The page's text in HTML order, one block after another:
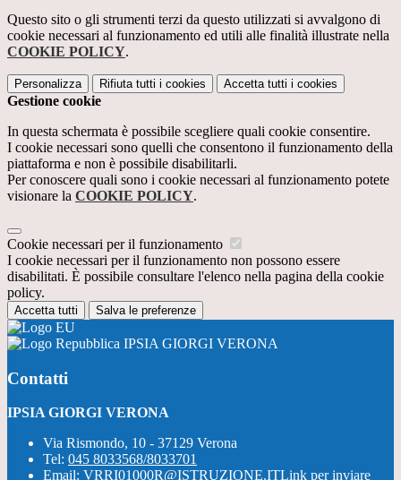
Questo sito o gli strumenti terzi da questo utilizzati si avvalgono di
cookie necessari al funzionamento ed utili alle finalità illustrate nella
COOKIE POLICY.
Personalizza Rifiuta tutti i cookies Accetta tutti i cookies
Gestione cookie
In questa schermata è possibile scegliere quali cookie consentire.
I cookie necessari sono quelli che consentono il funzionamento della
piattaforma e non è possibile disabilitarli.
Per conoscere quali sono i cookie necessari al funzionamento potete
visionare la COOKIE POLICY.
Cookie necessari per il funzionamento
I cookie necessari per il funzionamento non possono essere
disabilitati. È possibile consultare l'elenco nella pagina della cookie
policy.
Accetta tutti Salva le preferenze
IPSIA GIORGI VERONA
Contatti
IPSIA GIORGI VERONA
Via Rismondo, 10 - 37129 Verona
Tel: 045 8033568/8033701
Email: VRRI01000R@ISTRUZIONE.ITLink per inviare